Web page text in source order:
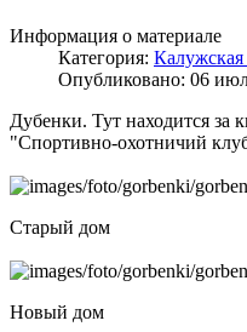
Информация о материале
Категория: Калужская
Опубликовано: 06
Дубенки. Тут находится
"Спортивно-охотничий
Старый дом
Новый дом